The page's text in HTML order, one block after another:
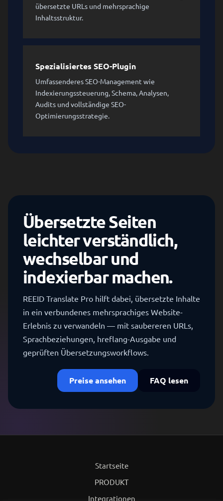
übersetzte URLs und mehrsprachige
Inhaltsstruktur.
Spezialisiertes SEO-Plugin
Umfassenderes SEO-Management wie
Indexierungssteuerung, Schema, Analysen,
Audits und vollständige SEO-
Optimierungsstrategie.
Übersetzte Seiten
leichter verständlich,
wechselbar und
indexierbar machen.
REEID Translate Pro hilft dabei, übersetzte Inhalte
in ein verbundenes mehrsprachiges Website-
Erlebnis zu verwandeln — mit saubereren URLs,
Sprachbeziehungen, hreflang-Ausgabe und
geprüften Übersetzungsworkflows.
Preise ansehen FAQ lesen
Startseite
PRODUKT
Integrationen